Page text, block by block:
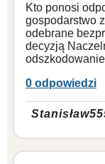
Kto ponosi
gospodarstwo
odebrane
decyzją
0 odpowiedzi